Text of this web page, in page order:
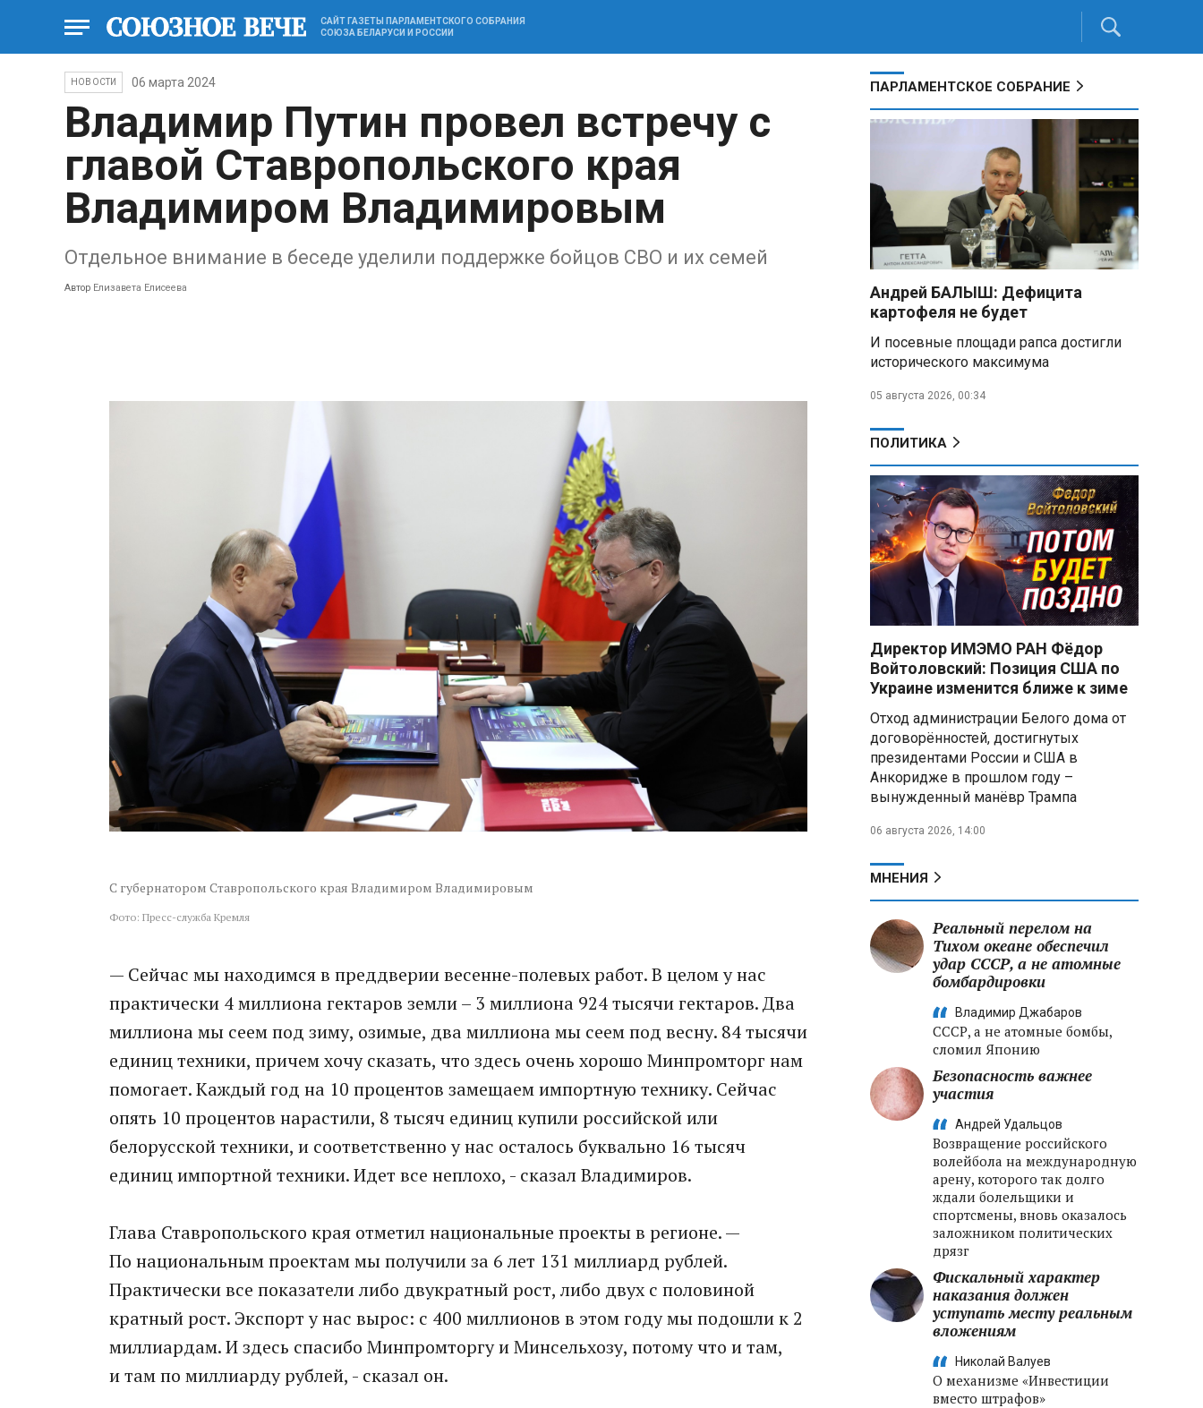
САЙТ ГАЗЕТЫ ПАРЛАМЕНТСКОГО СОБРАНИЯ
СОЮЗА БЕЛАРУСИ И РОССИИ
НОВОСТИ 06 марта 2024
Владимир Путин провел встречу с
главой Ставропольского края
Владимиром Владимировым
Отдельное внимание в беседе уделили поддержке бойцов СВО и их семей
Автор Елизавета Елисеева
С губернатором Ставропольского края Владимиром Владимировым
Фото: Пресс-служба Кремля
— Сейчас мы находимся в преддверии весенне-полевых работ. В целом у нас
практически 4 миллиона гектаров земли – 3 миллиона 924 тысячи гектаров. Два
миллиона мы сеем под зиму, озимые, два миллиона мы сеем под весну. 84 тысячи
единиц техники, причем хочу сказать, что здесь очень хорошо Минпромторг нам
помогает. Каждый год на 10 процентов замещаем импортную технику. Сейчас
опять 10 процентов нарастили, 8 тысяч единиц купили российской или
белорусской техники, и соответственно у нас осталось буквально 16 тысяч
единиц импортной техники. Идет все неплохо, - сказал Владимиров.
Глава Ставропольского края отметил национальные проекты в регионе. —
По национальным проектам мы получили за 6 лет 131 миллиард рублей.
Практически все показатели либо двукратный рост, либо двух с половиной
кратный рост. Экспорт у нас вырос: с 400 миллионов в этом году мы подошли к 2
миллиардам. И здесь спасибо Минпромторгу и Минсельхозу, потому что и там,
и там по миллиарду рублей, - сказал он.
ПАРЛАМЕНТСКОЕ СОБРАНИЕ
Андрей БАЛЫШ: Дефицита
картофеля не будет
И посевные площади рапса достигли
исторического максимума
05 августа 2026, 00:34
ПОЛИТИКА
Директор ИМЭМО РАН Фёдор
Войтоловский: Позиция США по
Украине изменится ближе к зиме
Отход администрации Белого дома от
договорённостей, достигнутых
президентами России и США в
Анкоридже в прошлом году –
вынужденный манёвр Трампа
06 августа 2026, 14:00
МНЕНИЯ
Реальный перелом на
Тихом океане обеспечил
удар СССР, а не атомные
бомбардировки
Владимир Джабаров
СССР, а не атомные бомбы,
сломил Японию
Безопасность важнее
участия
Андрей Удальцов
Возвращение российского
волейбола на международную
арену, которого так долго
ждали болельщики и
спортсмены, вновь оказалось
заложником политических
дрязг
Фискальный характер
наказания должен
уступать месту реальным
вложениям
Николай Валуев
О механизме «Инвестиции
вместо штрафов»